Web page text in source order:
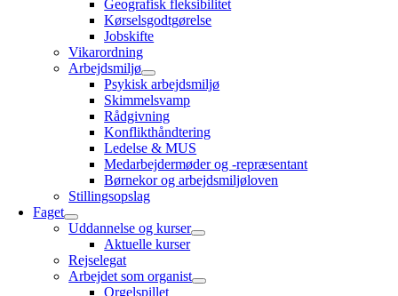
Geografisk fleksibilitet
Kørselsgodtgørelse
Jobskifte
Vikarordning
Arbejdsmiljø
Psykisk arbejdsmiljø
Skimmelsvamp
Rådgivning
Konflikthåndtering
Ledelse & MUS
Medarbejdermøder og -repræsentant
Børnekor og arbejdsmiljøloven
Stillingsopslag
Faget
Uddannelse og kurser
Aktuelle kurser
Rejselegat
Arbejdet som organist
Orgelspillet